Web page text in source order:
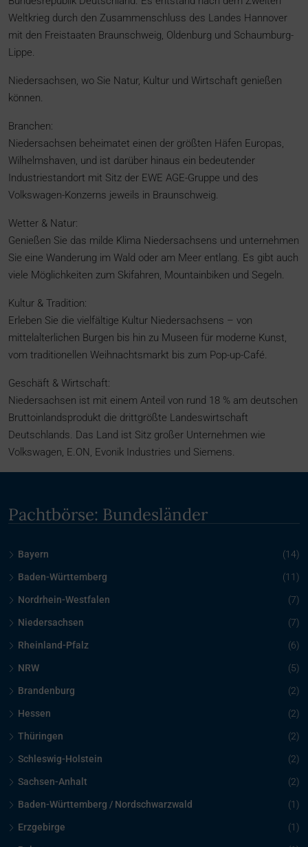
Weltkrieg durch den Zusammenschluss des Landes Hannover
mit den Freistaaten Braunschweig, Oldenburg und Schaumburg-
Lippe.
Niedersachsen, wo Sie Natur, Kultur und Wirtschaft genießen
können.
Branchen:
Niedersachsen beheimatet einen der größten Häfen Europas,
Wilhelmshaven, und ist darüber hinaus ein bedeutender
Industriestandort mit Sitz der EWE AGE-Gruppe und des
Volkswagen-Konzerns jeweils in Braunschweig.
Wetter & Natur:
Genießen Sie das milde Klima Niedersachsens und unternehmen
Sie eine Wanderung im Wald oder am Meer entlang. Es gibt auch
viele Möglichkeiten zum Skifahren, Mountainbiken und Segeln.
Kultur & Tradition:
Erleben Sie die vielfältige Kultur Niedersachsens – von
mittelalterlichen Burgen bis hin zu Museen für moderne Kunst,
vom traditionellen Weihnachtsmarkt bis zum Pop-up-Café.
Geschäft & Wirtschaft:
Niedersachsen ist mit einem Anteil von rund 18 % am deutschen
Bruttoinlandsprodukt die drittgrößte Landeswirtschaft
Deutschlands. Das Land ist Sitz großer Unternehmen wie
Volkswagen, E.ON, Evonik Industries und Siemens.
Pachtbörse: Bundesländer
Bayern (14)
Baden-Württemberg (11)
Nordrhein-Westfalen (7)
Niedersachsen (7)
Rheinland-Pfalz (6)
NRW (5)
Brandenburg (2)
Hessen (2)
Thüringen (2)
Schleswig-Holstein (2)
Sachsen-Anhalt (2)
Baden-Württemberg / Nordschwarzwald (1)
Erzgebirge (1)